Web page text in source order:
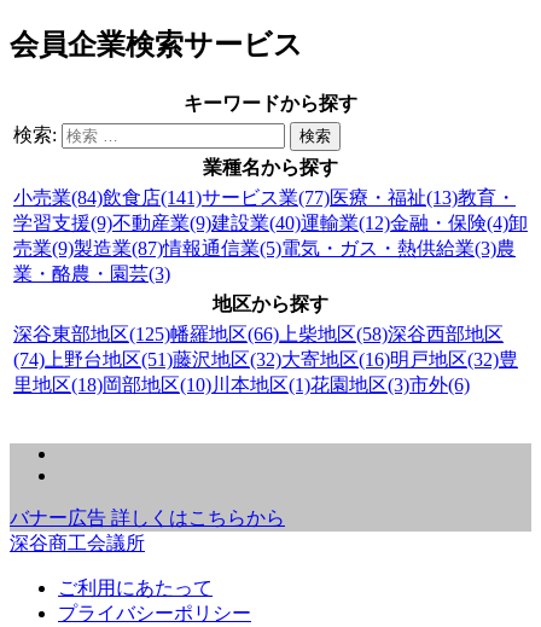
会員企業検索サービス
キーワードから探す
検索:
業種名から探す
小売業(84)飲食店(141)サービス業(77)医療・福祉(13)教育・
学習支援(9)不動産業(9)建設業(40)運輸業(12)金融・保険(4)卸
売業(9)製造業(87)情報通信業(5)電気・ガス・熱供給業(3)農
業・酪農・園芸(3)
地区から探す
深谷東部地区(125)幡羅地区(66) 上柴地区(58)深谷西部地区
(74) 上野台地区(51)藤沢地区(32)大寄地区(16)明戸地区(32)豊
里地区(18)岡部地区(10)川本地区(1)花園地区(3)市外(6)
バナー広告 詳しくはこちらから
深谷商工会議所
ご利用にあたって
プライバシーポリシー